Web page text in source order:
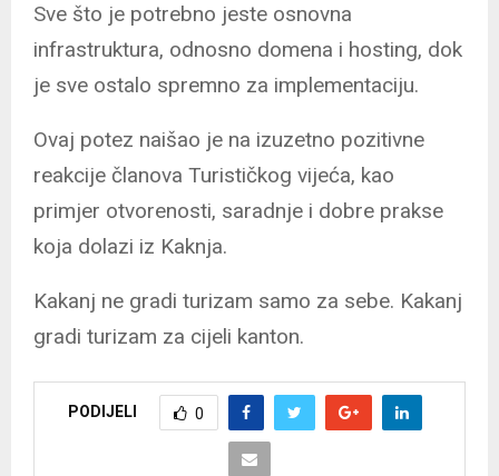
Sve što je potrebno jeste osnovna
infrastruktura, odnosno domena i hosting, dok
je sve ostalo spremno za implementaciju.
Ovaj potez naišao je na izuzetno pozitivne
reakcije članova Turističkog vijeća, kao
primjer otvorenosti, saradnje i dobre prakse
koja dolazi iz Kaknja.
Kakanj ne gradi turizam samo za sebe. Kakanj
gradi turizam za cijeli kanton.
PODIJELI 0